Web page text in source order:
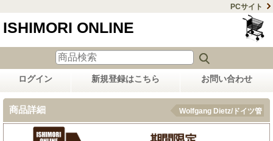
PCサイト
ISHIMORI ONLINE
ログイン 新規登録はこちら お問い合わせ
商品詳細 Wolfgang Dietz/ドイツ管